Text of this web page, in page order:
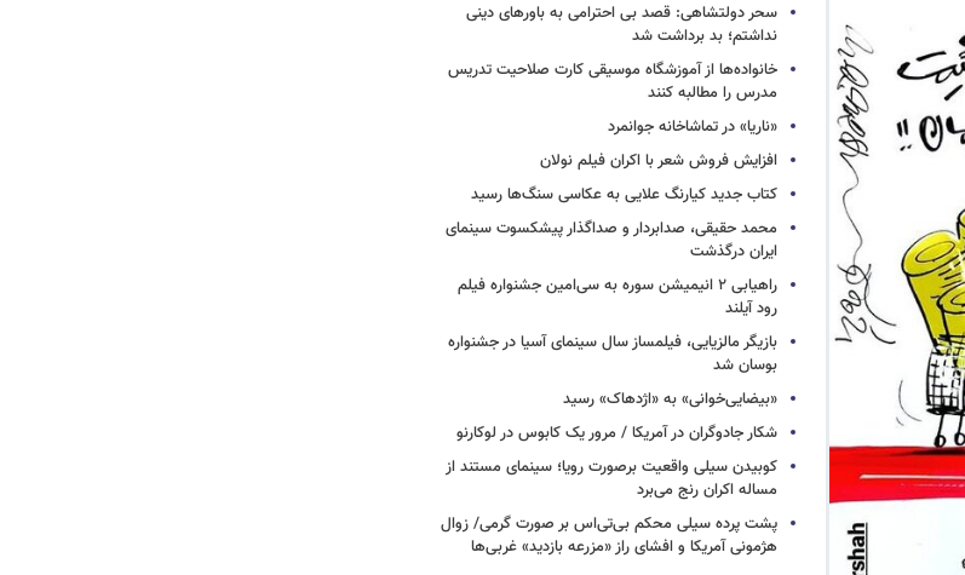
سحر دولتشاهی: قصد بی احترامی به باورهای دینی
نداشتم؛ بد برداشت شد
خانواده‌ها از آموزشگاه موسیقی کارت صلاحیت تدریس
مدرس را مطالبه کنند
«ناریا» در تماشاخانه جوانمرد
افزایش فروش شعر با اکران فیلم نولان
کتاب جدید کیارنگ علایی به عکاسی سنگ‌ها رسید
محمد حقیقی، صدابردار و صداگذار پیشکسوت سینمای
ایران درگذشت
راهیابی ۲ انیمیشن سوره به سی‌امین جشنواره فیلم
رود آیلند
بازیگر مالزیایی، فیلمساز سال سینمای آسیا در جشنواره
بوسان شد
«بیضایی‌خوانی» به «اژدهاک» رسید
شکار جادوگران در آمریکا / مرور یک کابوس در لوکارنو
کوبیدن سیلی واقعیت برصورت رویا؛ سینمای مستند از
مساله اکران رنج می‌برد
پشت پرده سیلی محکم بی‌تی‌اس بر صورت گرمی/ زوال
هژمونی آمریکا و افشای راز «مزرعه بازدید» غربی‌ها